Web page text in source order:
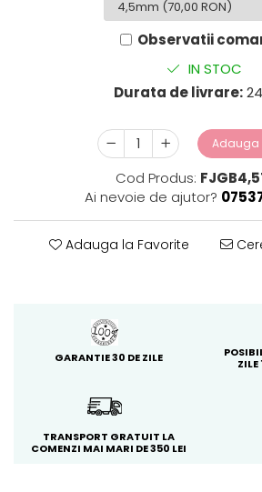
Observatii
IN STOC
Durata de livrare:
Adauga
Cod Produs:
Ai nevoie de ajutor?
Adauga la Favorite
GARANTIE 30 DE ZILE
TRANSPORT GRATUIT LA
COMENZI MAI MARI DE 350 LEI